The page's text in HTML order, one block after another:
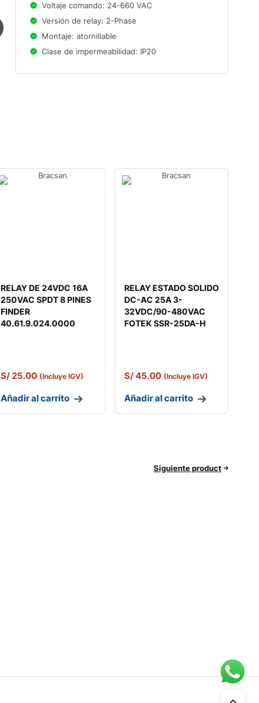
Voltaje comando: 24-660 VAC
Versión de relay: 2-Phase
Montaje: atornillable
Clase de impermeabilidad: IP20
RELAY DE 24VDC 16A
250VAC SPDT 8 PINES
FINDER
40.61.9.024.0000
S/25.00 (Incluye IGV)
Añadir al carrito
RELAY ESTADO SOLIDO
DC-AC 25A 3-
32VDC/90-480VAC
FOTEK SSR-25DA-H
S/45.00 (Incluye IGV)
Añadir al carrito
Siguiente product